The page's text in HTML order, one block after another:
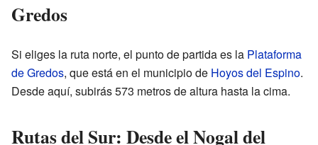
Gredos
Si eliges la ruta norte, el punto de partida es la Plataforma
de Gredos, que está en el municipio de Hoyos del Espino.
Desde aquí, subirás 573 metros de altura hasta la cima.
Rutas del Sur: Desde el Nogal del